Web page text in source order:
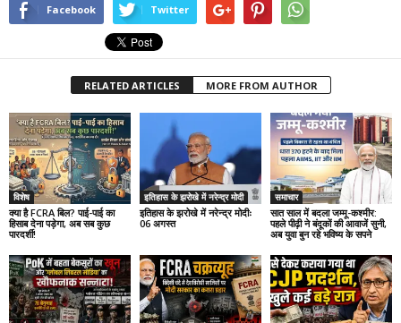
Facebook Twitter
RELATED ARTICLES MORE FROM AUTHOR
विशेष
क्या है FCRA बिल? पाई-पाई का
हिसाब देना पड़ेगा, अब सब कुछ
पारदर्शी!
इतिहास के झरोखे में नरेन्द्र मोदी
इतिहास के झरोखे में नरेन्द्र मोदीः
06 अगस्त
समाचार
सात साल में बदला जम्मू-कश्मीर:
पहले पीढ़ी ने बंदूकों की आवाजें सुनी,
अब युवा बुन रहे भविष्य के सपने